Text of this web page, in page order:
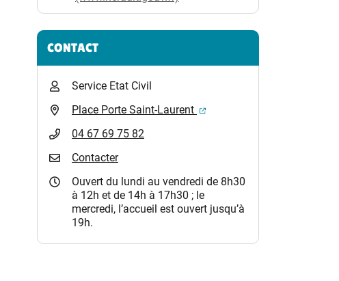
CONTACT
Service Etat Civil
Place Porte Saint-Laurent
(ouverture dans un nouvel
04 67 69 75 82
Contacter
Ouvert du lundi au vendredi de 8h30
à 12h et de 14h à 17h30 ; le
mercredi, l’accueil est ouvert jusqu’à
19h.